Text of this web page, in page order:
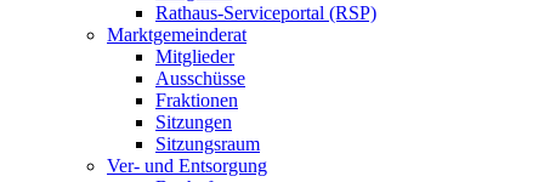
Rathaus-Serviceportal (RSP)
Marktgemeinderat
Mitglieder
Ausschüsse
Fraktionen
Sitzungen
Sitzungsraum
Ver- und Entsorgung